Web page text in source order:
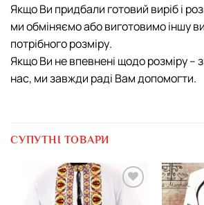
Якщо Ви придбали готовий виріб і
ми обміняємо або виготовимо іншу
потрібного розміру.
Якщо Ви не впевнені щодо розміру –
нас, ми завжди раді Вам допомогти.
СУПУТНІ ТОВАРИ
Додати